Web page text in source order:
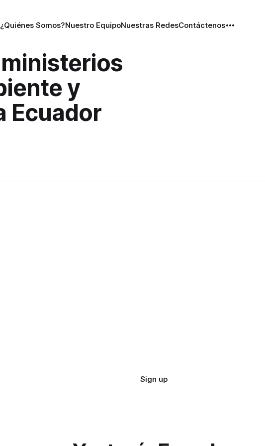
¿Quiénes Somos?Nuestro EquipoNuestras RedesContáctenos
y
Ecuador
Sign up